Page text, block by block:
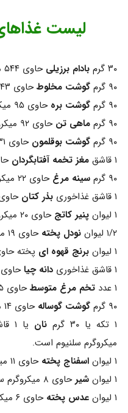
لیست
۳۰ گرم بادام برزیلی حاوی ۵۴۴ میکروگرم سلنیوم است.
۹۰ گرم
گوشت مخلوطحاوی ۱۴۳ میکروگرم سلنیوم است.
۹۰ گرم
گوشت بره حاوی ۹۵ میکروگرم سلنیوم است.
۹۰ گرم
ماهی تن حاوی ۹۲ میکروگرم سلنیوم است.
۹۰ گرم
گوشت بوقلمون حاوی ۳۱ میکروگرم سلنیوم است.
۱ قاشق
مغز تخمه آفتابگردان حاوی ۲۳
۹۰ گرم
سینه مرغحاوی ۲۲ میکروگرم سلنیوم است.
۱ قاشق غذاخوری
بذر کتان حاوی ۲۱ میکروگرم
۱ لیوان
پنیر کاتج حاوی ۲۰ میکروگرم سلنیوم است.
۱/۲ لیوان
نودل پختهحاوی ۱۹ میکروگرم سلنیوم است.
۱ لیوان
برنج قهوه ای پخته حاوی ۱۹ میکروگرم
۱ قاشق غذاخوری
دانه چیاحاوی ۱۶ میکروگرم سلنیوم است.
۱ عدد
تخم مرغ متوسطحاوی ۱۵ میکروگرم سلنیوم است.
۹۰ گرم
گوشت گوساله حاوی ۱۴ میکروگرم سلنیوم است.
۱ تکه یا ۳۰ گرم
نان یا ۱ قاشق غذاخوری
میکروگرم سلنیوم است.
۱ لیوان
اسفناج پخته حاوی ۱۱ میکروگرم سلنیوم است.
۱ لیوان
شیرحاوی ۸ میکروگرم سلنیوم است.
۱ لیوان
عدس پخته حاوی ۶ میکروگرم سلنیوم است.